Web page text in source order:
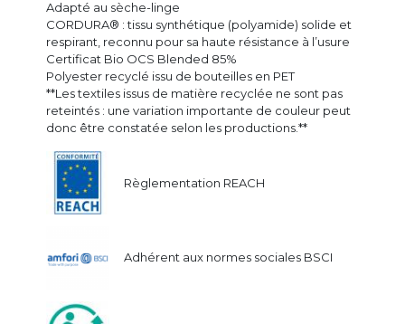
Adapté au sèche-linge
CORDURA® : tissu synthétique (polyamide) solide et
respirant, reconnu pour sa haute résistance à l’usure
Certificat Bio OCS Blended 85%
Polyester recyclé issu de bouteilles en PET
**Les textiles issus de matière recyclée ne sont pas
reteintés : une variation importante de couleur peut
donc être constatée selon les productions.**
Règlementation REACH
Adhérent aux normes sociales BSCI